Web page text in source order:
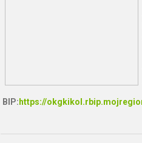
BIP: https://